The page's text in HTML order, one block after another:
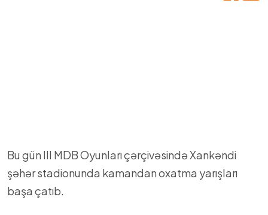
Bu gün III MDB Oyunları çərçivəsində Xankəndi
şəhər stadionunda kamandan oxatma yarışları
başa çatıb.